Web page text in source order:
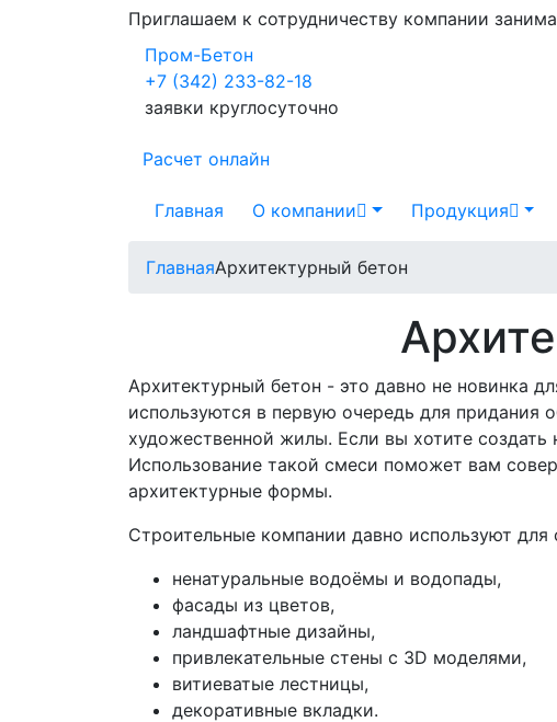
Приглашаем к сотрудничеству компании
Пром-Бетон
+7 (342) 233-82-18
заявки круглосуточно
Расчет онлайн
Главная О компании Продукция
ГлавнаяАрхитектурный бетон
Архитектурный бетон - это давно не новинка
используются в первую очередь для придания
художественной жилы. Если вы хотите
Использование такой смеси поможет вам
архитектурные формы.
Строительные компании давно используют для
ненатуральные водоёмы и водопады,
фасады из цветов,
ландшафтные дизайны,
привлекательные стены с 3D моделями,
витиеватые лестницы,
декоративные вкладки.